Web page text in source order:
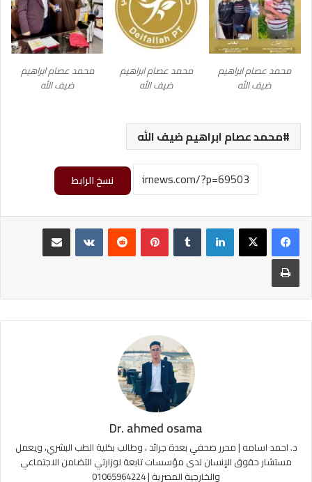
محمد عصام ابراهيم
ضيف الله
محمد عصام ابراهيم
ضيف الله
محمد عصام ابراهيم
ضيف الله
محمد عصام ابراهيم ضيف الله
نسخ الرابط
لينكدإن بينتيريست
طباعة
Dr. ahmed osama
د. احمد اسامه | محرر صحفي بعدة جرائد ، وطالب بكلية الطب البشري، ويعمل
مستشار حقوق الإنسان لدى مؤسسات تابعة لوزارتي التضامن الاجتماعي
والخارجية المصرية | 01065964224